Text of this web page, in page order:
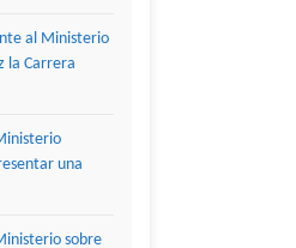
al Ministerio
la Carrera
una
sobre